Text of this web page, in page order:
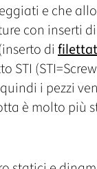
e che
con inserti
di
i pezzi
è molto più